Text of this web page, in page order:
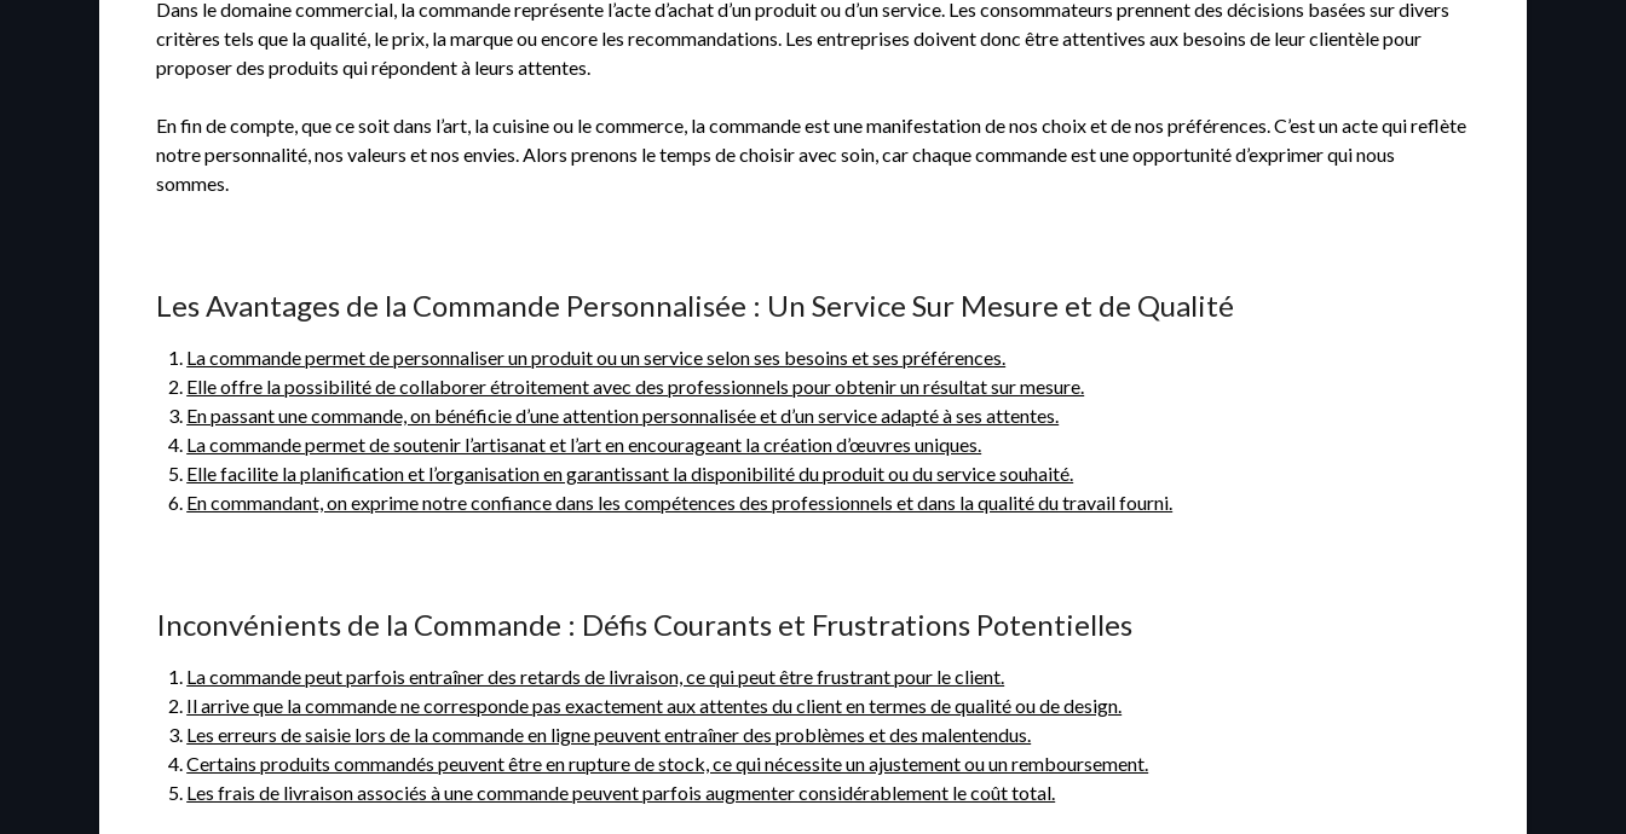
Dans le domaine commercial, la commande représente l’acte d’achat d’un produit ou d’un service. Les consommateurs prennent des décisions basées sur divers
critères tels que la qualité, le prix, la marque ou encore les recommandations. Les entreprises doivent donc être attentives aux besoins de leur clientèle pour
proposer des produits qui répondent à leurs attentes.
En fin de compte, que ce soit dans l’art, la cuisine ou le commerce, la commande est une manifestation de nos choix et de nos préférences. C’est un acte qui reflète
notre personnalité, nos valeurs et nos envies. Alors prenons le temps de choisir avec soin, car chaque commande est une opportunité d’exprimer qui nous
sommes.
Les Avantages de la Commande Personnalisée : Un Service Sur Mesure et de Qualité
La commande permet de personnaliser un produit ou un service selon ses besoins et ses préférences.
Elle offre la possibilité de collaborer étroitement avec des professionnels pour obtenir un résultat sur mesure.
En passant une commande, on bénéficie d’une attention personnalisée et d’un service adapté à ses attentes.
La commande permet de soutenir l’artisanat et l’art en encourageant la création d’œuvres uniques.
Elle facilite la planification et l’organisation en garantissant la disponibilité du produit ou du service souhaité.
En commandant, on exprime notre confiance dans les compétences des professionnels et dans la qualité du travail fourni.
Inconvénients de la Commande : Défis Courants et Frustrations Potentielles
La commande peut parfois entraîner des retards de livraison, ce qui peut être frustrant pour le client.
Il arrive que la commande ne corresponde pas exactement aux attentes du client en termes de qualité ou de design.
Les erreurs de saisie lors de la commande en ligne peuvent entraîner des problèmes et des malentendus.
Certains produits commandés peuvent être en rupture de stock, ce qui nécessite un ajustement ou un remboursement.
Les frais de livraison associés à une commande peuvent parfois augmenter considérablement le coût total.